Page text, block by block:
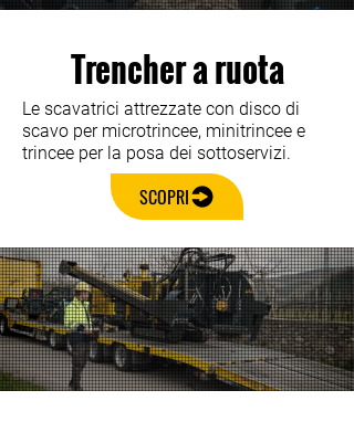
Trencher a ruota
Le scavatrici attrezzate con disco di
scavo per microtrincee, minitrincee e
trincee per la posa dei sottoservizi.
SCOPRI